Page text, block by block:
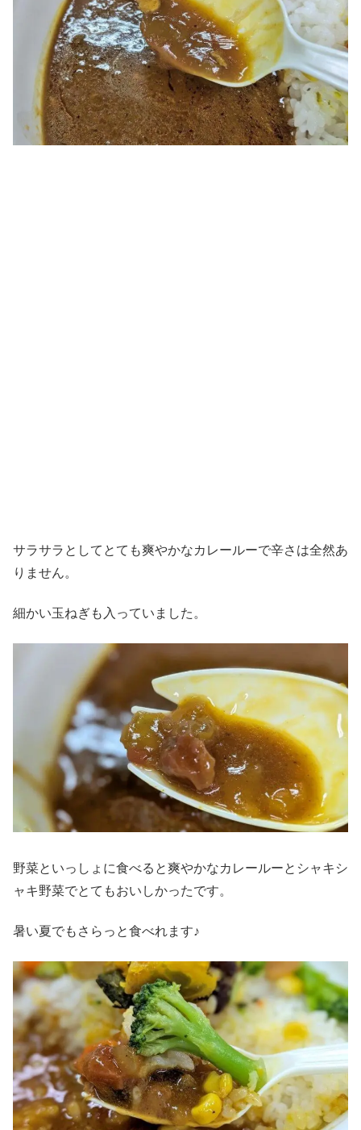
サラサラとしてとても爽やかなカレールーで辛さは全然あ
りません。
細かい玉ねぎも入っていました。
野菜といっしょに食べると爽やかなカレールーとシャキシ
ャキ野菜でとてもおいしかったです。
暑い夏でもさらっと食べれます♪